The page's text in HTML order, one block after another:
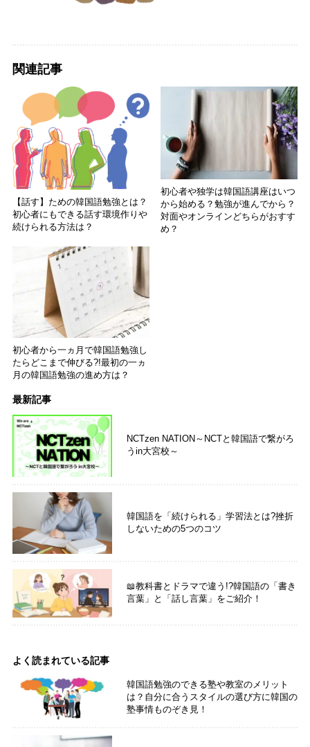
関連記事
【話す】ための韓国語勉強とは？
初心者にもできる話す環境作りや
続けられる方法は？
初心者や独学は韓国語講座はいつ
から始める？勉強が進んでから？
対面やオンラインどちらがおすす
め？
初心者から一ヵ月で韓国語勉強し
たらどこまで伸びる?!最初の一ヵ
月の韓国語勉強の進め方は？
最新記事
NCTzen NATION～NCTと韓国語で繋がろ
うin大宮校～
韓国語を「続けられる」学習法とは?挫折
しないための5つのコツ
📖教科書とドラマで違う!?韓国語の「書き
言葉」と「話し言葉」をご紹介！
よく読まれている記事
韓国語勉強のできる塾や教室のメリット
は？自分に合うスタイルの選び方に韓国の
塾事情ものぞき見！